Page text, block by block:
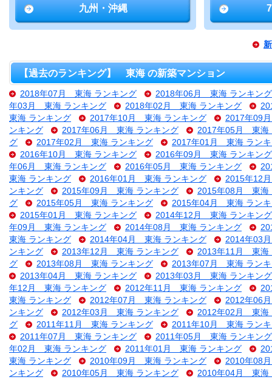
九州・沖縄
【過去のランキング】 東海 の新築マンション
2018年07月 東海 ランキング
2018年06月 東海 ランキング
年03月 東海 ランキング
2018年02月 東海 ランキング
東海 ランキング
2017年10月 東海 ランキング
2017年09
ンキング
2017年06月 東海 ランキング
2017年05月 東海
グ
2017年02月 東海 ランキング
2017年01月 東海 ランキ
2016年10月 東海 ランキング
2016年09月 東海 ランキング
年06月 東海 ランキング
2016年05月 東海 ランキング
東海 ランキング
2016年01月 東海 ランキング
2015年12
ンキング
2015年09月 東海 ランキング
2015年08月 東海
グ
2015年05月 東海 ランキング
2015年04月 東海 ランキ
2015年01月 東海 ランキング
2014年12月 東海 ランキング
年09月 東海 ランキング
2014年08月 東海 ランキング
東海 ランキング
2014年04月 東海 ランキング
2014年03
ンキング
2013年12月 東海 ランキング
2013年11月 東海
グ
2013年08月 東海 ランキング
2013年07月 東海 ランキ
2013年04月 東海 ランキング
2013年03月 東海 ランキング
年12月 東海 ランキング
2012年11月 東海 ランキング
東海 ランキング
2012年07月 東海 ランキング
2012年06
ンキング
2012年03月 東海 ランキング
2012年02月 東海
グ
2011年11月 東海 ランキング
2011年10月 東海 ランキ
2011年07月 東海 ランキング
2011年05月 東海 ランキング
年02月 東海 ランキング
2011年01月 東海 ランキング
東海 ランキング
2010年09月 東海 ランキング
2010年08
ンキング
2010年05月 東海 ランキング 2010年04月 東海